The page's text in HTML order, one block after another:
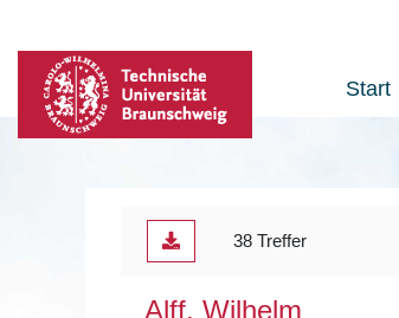
Start
38 Treffer
Alff, Wilhelm